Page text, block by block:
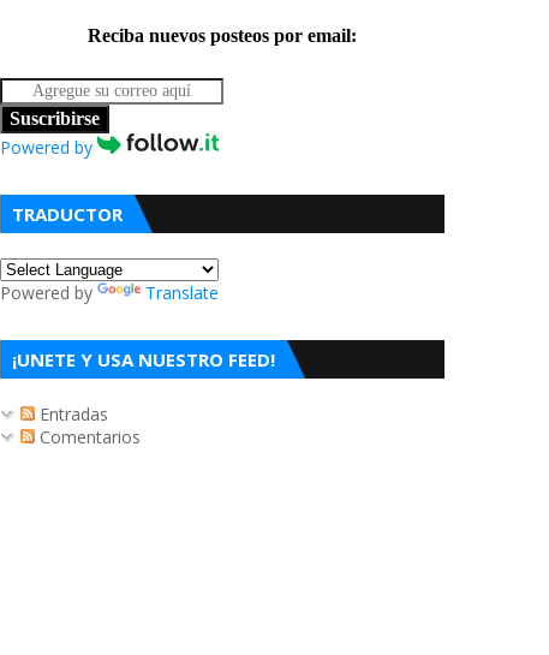
Reciba nuevos posteos por email:
Suscribirse
Powered by
TRADUCTOR
Powered by Translate
¡UNETE Y USA NUESTRO FEED!
Entradas
Comentarios